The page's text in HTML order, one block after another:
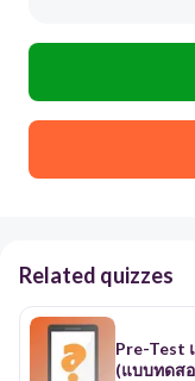
Related quizzes
Pre-Test
(แบบทดส